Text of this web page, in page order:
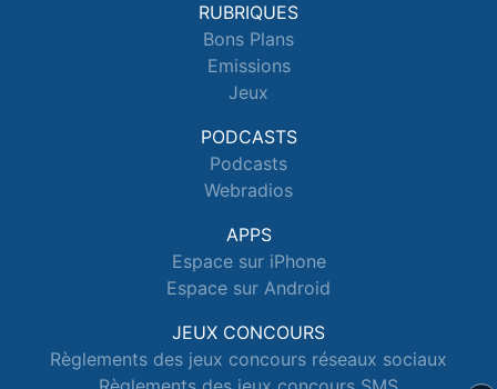
RUBRIQUES
Bons Plans
Emissions
Jeux
PODCASTS
Podcasts
Webradios
APPS
Espace sur iPhone
Espace sur Android
JEUX CONCOURS
Règlements des jeux concours réseaux sociaux